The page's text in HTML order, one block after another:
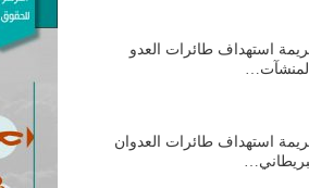
استهداف طائرات العدو
لمنشآت…
استهداف طائرات العدوان